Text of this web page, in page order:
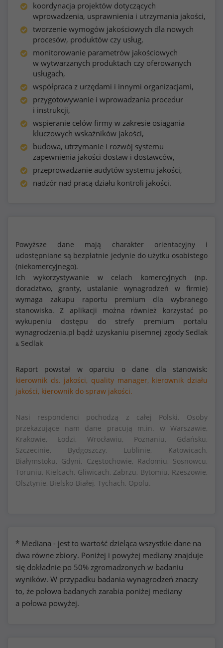
koordynacja projektów dotyczących
wprowadzenia, usprawnienia i utrzymania jakości,
tworzenie wymogów jakościowych dla nowych
procesów, produktów czy usług,
monitorowanie parametrów jakościowych
w wytwarzanych produktach czy oferowanych
usługach,
współpraca z urzędami i innymi organizacjami,
przygotowywanie i wprowadzania procedur
i instrukcji,
wspieranie celów firmy w zakresie osiągania
kluczowych wskaźników jakości,
budowa, utrzymanie i rozwój systemu
zapewnienia jakości dostaw i dostawców,
przeprowadzanie audytów systemu jakości,
nadzór nad pracą działu kontroli jakości.
Powyższe dane mają charakter orientacyjny i
udostępniane są bezpłatnie jedynie do użytku osobistego
(niekomercyjnego).
Ich wykorzystywanie w celach komercyjnych (np.
doradztwo, granty, ustalanie wynagrodzeń w firmie)
wymaga zakupu raportu premium dla wybranego
stanowiska. Z aplikacji można również korzystać po
wykupeniu dostępu do strefy premium portalu
wynagrodzenia.pl bądź uzyskaniu pisemnej zgody Sedlak
& Sedlak
Raport powstał w oparciu o dane dla stanowisk:
kierownik ds. jakości, quality manager, kierownik działu
jakości, kierownik do spraw jakości.
Nasi respondenci pochodzą z całej Polski. Osoby
przekazujące nam dane pracują m.in. w Warszawie,
Krakowie, Łodzi, Wrocławiu, Poznaniu, Gdańsku,
Szczecinie, Bydgoszczy, Lublinie, Katowicach,
Białymstoku, Gdyni, Częstochowie, Radomiu, Sosnowcu,
Toruniu, Kielcach, Gliwicach, Zabrzu, Bytomiu, Rzeszowie,
Olsztynie, Bielsko-Białej, Tychach, Opolu.
* Mediana - jest to wartość dzieląca wszystkie dane na
dwa równe zbiory. Poniżej i powyżej mediany znajduje
się dokładnie po 50% zgromadzonych w badaniu
wyników. W przypadku badania wynagrodzeń znaczy
to, że połowa badanych zarabia poniżej mediany
a połowa powyżej.